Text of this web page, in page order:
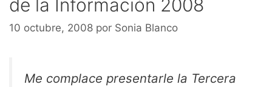
de la Información 2008
10 octubre, 2008 por Sonia Blanco
Me complace presentarle la Tercera